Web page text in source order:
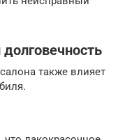
долговечность
также влияет